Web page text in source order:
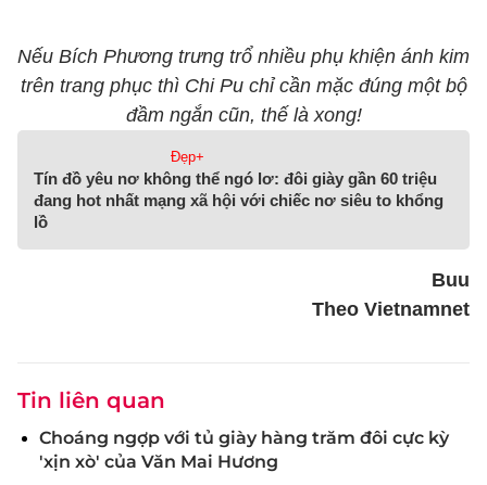
Nếu Bích Phương trưng trổ nhiều phụ khiện ánh kim
trên trang phục thì Chi Pu chỉ cần mặc đúng một bộ
đầm ngắn cũn, thế là xong!
Đẹp+
Tín đồ yêu nơ không thể ngó lơ: đôi giày gần 60 triệu
đang hot nhất mạng xã hội với chiếc nơ siêu to khổng
lồ
Buu
Theo Vietnamnet
Tin liên quan
Choáng ngợp với tủ giày hàng trăm đôi cực kỳ
'xịn xò' của Văn Mai Hương